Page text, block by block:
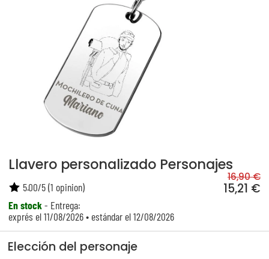
Llavero personalizado Personajes
16,90 €
15,21 €
En stock- Entrega:
exprés el 11/08/2026 • estándar el 12/08/2026
5.00/5(1 opinion)
Elección del personaje